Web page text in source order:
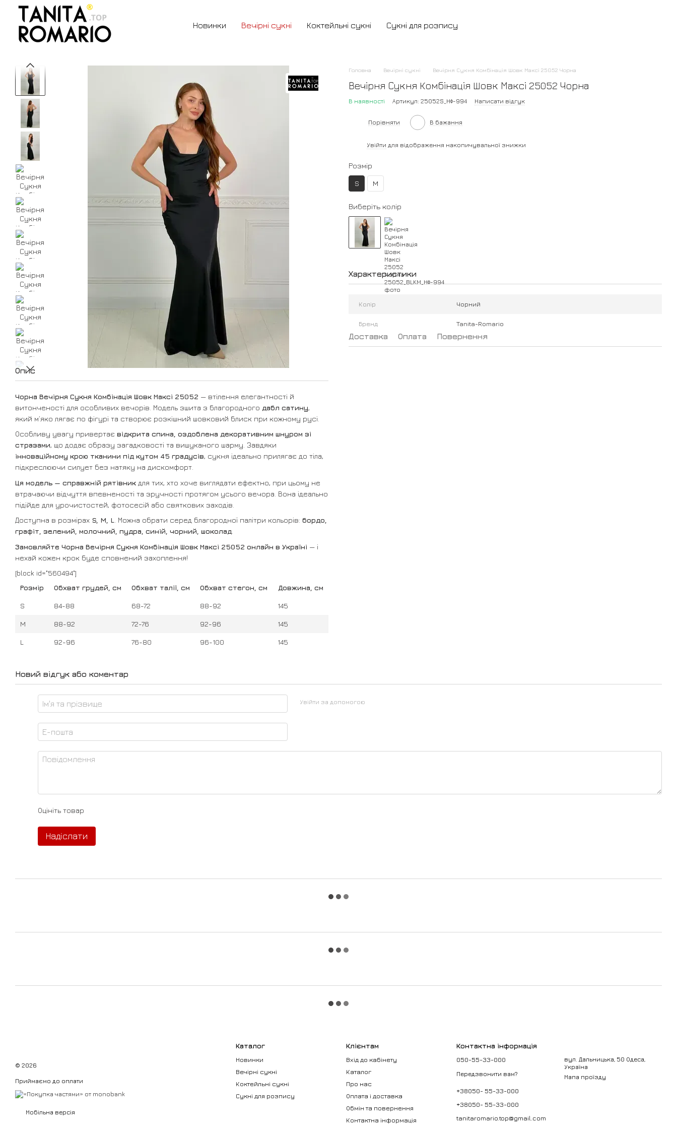
Перейти до основного контенту
Новинки Вечірні сукні Коктейльні сукні Сукні для розпису
Опис
Чорна Вечірня Сукня Комбінація Шовк Максі 25052 — втілення елегантності й
витонченості для особливих вечорів. Модель зшита з благородного дабл сатину,
який м’яко лягає по фігурі та створює розкішний шовковий блиск при кожному русі.
Особливу увагу привертає відкрита спина, оздоблена декоративним шнуром зі
стразами, що додає образу загадковості та вишуканого шарму. Завдяки
інноваційному крою тканини під кутом 45 градусів, сукня ідеально прилягає до тіла,
підкреслюючи силует без натяку на дискомфорт.
Ця модель — справжній рятівник для тих, хто хоче виглядати ефектно, при цьому не
втрачаючи відчуття впевненості та зручності протягом усього вечора. Вона ідеально
підійде для урочистостей, фотосесій або святкових заходів.
Доступна в розмірах S, M, L . Можна обрати серед благородної палітри кольорів: бордо,
графіт, зелений, молочний, пудра, синій, чорний, шоколад
Замовляйте Чорна Вечірня Сукня Комбінація Шовк Максі 25052 онлайн в Україні — і
нехай кожен крок буде сповнений захоплення!
[block id="560494"]
Розмір
Обхват грудей, см Обхват талії, см Обхват стегон, см Довжина, см
S 84-88 68-72 88-92 145
M 88-92 72-76 92-96 145
L 92-96 76-80 96-100 145
Головна Вечірні сукні Вечірня Сукня Комбінація Шовк Максі 25052 Чорна
Вечірня Сукня Комбінація Шовк Максі 25052 Чорна
В наявності Артикул: 25052S_НФ-994 Написати відгук
Порівняти В бажання
Увійти для відображення накопичувальної знижки
Розмір
S M
Виберіть колір
Характеристики
Колір Чорний
Бренд Tanita-Romario
Доставка Оплата Повернення
Новий відгук або коментар
Увійти за допомогою
Оцініть товар
Надіслати
© 2026
Приймаємо до оплати
Мобільна версія
Каталог
Новинки
Вечірні сукні
Коктейльні сукні
Сукні для розпису
Клієнтам
Вхід до кабінету
Каталог
Про нас
Оплата і доставка
Обмін та повернення
Контактна інформація
Контактна інформація
050-55-33-000
Передзвонити вам?
+38050- 55-33-000
+38050- 55-33-000
tanitaromario.top@gmail.com
вул. Дальницька, 50 Одеса,
Україна
Мапа проїзду